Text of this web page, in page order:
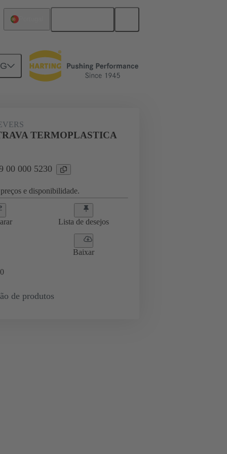
09 00 000 5230
TERMOPLASTICA
00 000 5230
e disponibilidade.
Lista de desejos
Baixar
0
de produtos